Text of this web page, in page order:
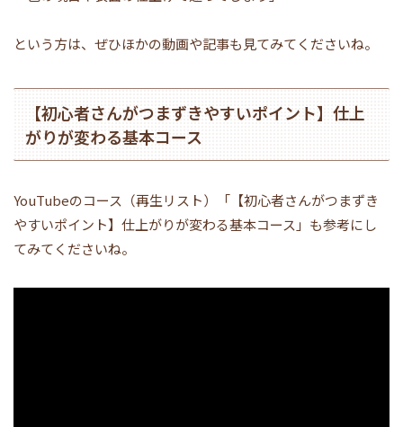
という方は、ぜひほかの動画や記事も見てみてくださいね。
【初心者さんがつまずきやすいポイント】仕上
がりが変わる基本コース
YouTubeのコース（再生リスト）「【初心者さんがつまずき
やすいポイント】仕上がりが変わる基本コース」も参考にし
てみてくださいね。